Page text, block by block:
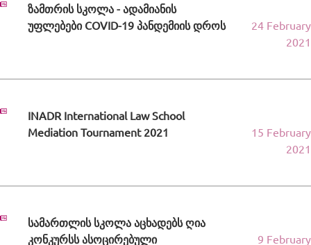
ზამთრის სკოლა - ადამიანის
უფლებები COVID-19 პანდემიის დროს
24 February
2021
INADR International Law School
Mediation Tournament 2021
15 February
2021
სამართლის სკოლა აცხადებს ღია
კონკურსს ასოცირებული
9 February